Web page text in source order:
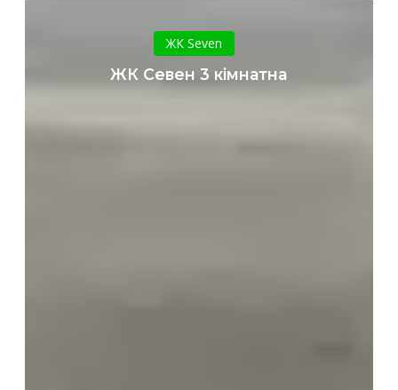
Севен
3
кімнатна
ЖК Seven
ЖК Севен 3 кімнатна